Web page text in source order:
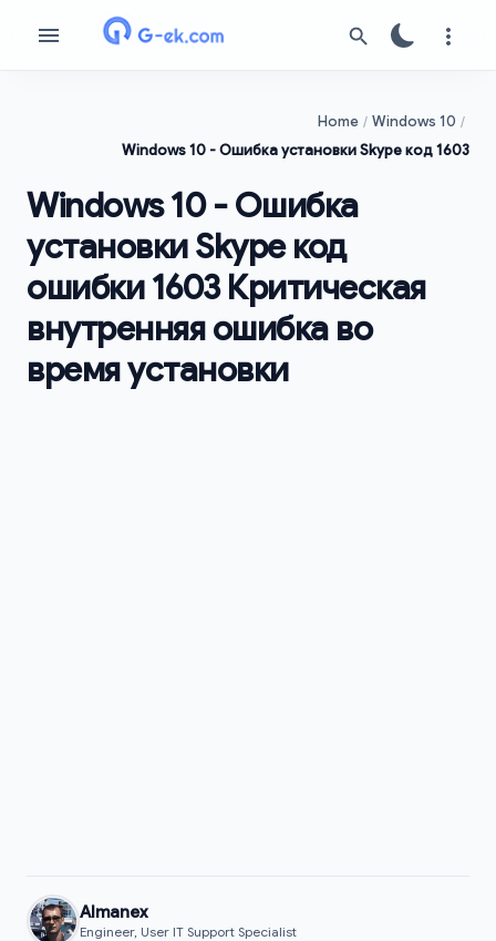
Home
Windows 10
Windows 10 - Ошибка установки Skype код 1603
Windows 10 - Ошибка
установки Skype код
ошибки 1603 Критическая
внутренняя ошибка во
время установки
Almanex
Engineer, User IT Support Specialist